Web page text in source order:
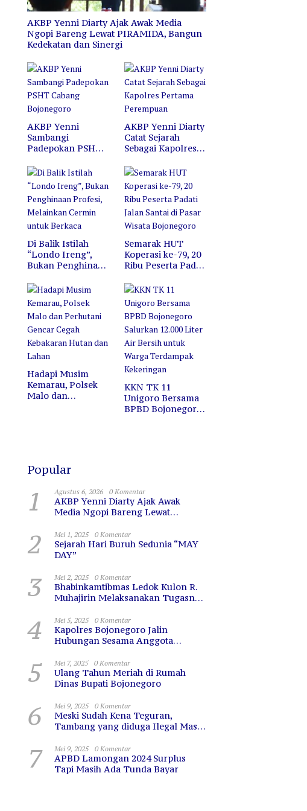
Bojonegoro
Hutan dan Lahan
AKBP Yenni Diarty Ajak Awak Media
Ngopi Bareng Lewat PIRAMIDA, Bangun
Kedekatan dan Sinergi
AKBP Yenni
Sambangi
Padepokan PSHT
Bojonegoro
AKBP Yenni Diarty
Catat Sejarah
Sebagai Kapolres
Perempuan
Di Balik Istilah
“Londo Ireng”,
Bukan Penghinaan
Cermin untuk
Berkaca
Semarak HUT
Koperasi ke-79, 20
Ribu Peserta Padati
Pasar Wisata
Bojonegoro
Hadapi Musim
Kemarau, Polsek
Malo dan
KKN TK 11
Unigoro Bersama
BPBD Bojonegoro
Popular
1 Agustus 6, 2026 0 Komentar
AKBP Yenni Diarty Ajak Awak
Media Ngopi Bareng Lewat
Sinergi
2 Mei 1, 2025 0 Komentar
Sejarah Hari Buruh Sedunia “MAY
DAY”
3 Mei 2, 2025 0 Komentar
Bhabinkamtibmas Ledok Kulon R.
Muhajirin Melaksanakan Tugasnya
4 Mei 5, 2025 0 Komentar
Kapolres Bojonegoro Jalin
Hubungan Sesama Anggota
5 Mei 7, 2025 0 Komentar
Ulang Tahun Meriah di Rumah
Dinas Bupati Bojonegoro
6 Mei 9, 2025 0 Komentar
Meski Sudah Kena Teguran,
Tambang yang diduga Ilegal Masih
7 Mei 9, 2025 0 Komentar
APBD Lamongan 2024 Surplus
Tapi Masih Ada Tunda Bayar